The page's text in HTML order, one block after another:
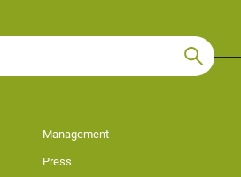
Management
Press